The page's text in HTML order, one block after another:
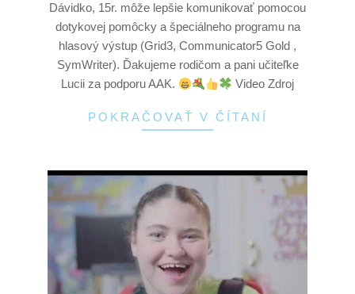
Dávidko, 15r. môže lepšie komunikovať pomocou
dotykovej pomôcky a špeciálneho programu na
hlasový výstup (Grid3, Communicator5 Gold ,
SymWriter). Ďakujeme rodičom a pani učiteľke
Lucii za podporu AAK.
Video Zdroj
POKRAČOVAŤ V ČÍTANÍ